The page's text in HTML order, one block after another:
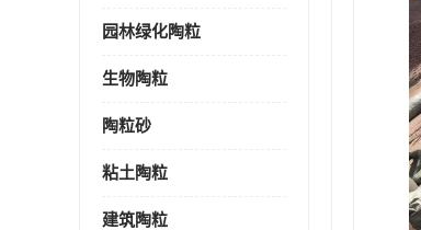
园林绿化陶粒
生物陶粒
陶粒砂
粘土陶粒
建筑陶粒